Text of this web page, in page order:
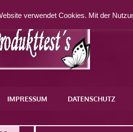
IMPRESSUM DATENSCHUTZ
verwendet Cookies. Mit der